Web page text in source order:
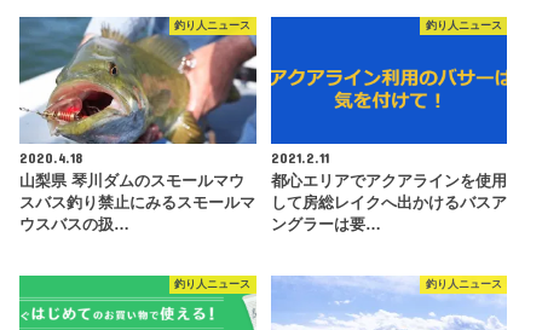
釣り人ニュース
2020.4.18
山梨県 琴川ダムのスモールマウ
スバス釣り禁止にみるスモールマ
ウスバスの扱…
釣り人ニュース
2021.2.11
都心エリアでアクアラインを使用
して房総レイクへ出かけるバスア
ングラーは要…
釣り人ニュース 釣り人ニュース